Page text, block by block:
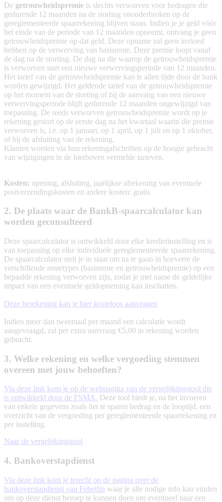
De getrouwheidspremie is slechts verworven voor bedragen die
gedurende 12 maanden na de storting ononderbroken op de
gereglementeerde spaarrekening blijven staan. Indien je je geld vóór
het einde van de periode van 12 maanden opneemt, ontvang je geen
getrouwheidspremie op dat geld. Deze opname zal geen invloed
hebben op de verwerving van basisrente. Deze premie loopt vanaf
de dag na de storting. De dag na die waarop de getrouwheidspremie
is verworven start een nieuwe verwervingsperiode van 12 maanden.
Het tarief van de getrouwheidspremie kan te allen tijde door de bank
worden gewijzigd. Het geldende tarief van de getrouwheidspremie
op het moment van de storting of bij de aanvang van een nieuwe
verwervingsperiode blijft gedurende 12 maanden ongewijzigd van
toepassing. De reeds verworven getrouwheidspremie wordt op je
rekening gestort op de eerste dag na het kwartaal waarin die premie
verworven is, i.e. op 1 januari, op 1 april, op 1 juli en op 1 oktober,
of bij de afsluiting van de rekening.
Klanten worden via hun rekeningafschriften op de hoogte gebracht
van wijzigingen in de hierboven vermelde tarieven.
Kosten: opening, afsluiting, jaarlijkse afrekening van eventuele
postverzendingskosten en andere kosten: gratis
2. De plaats waar de BankB-spaarcalculator kan
worden geconsulteerd
Deze spaarcalculator is ontwikkeld door elke kredietinstelling en is
van toepassing op elke individuele gereglementeerde spaarrekening.
De spaarcalculator stelt je in staat om na te gaan in hoeverre de
verschillende rentetypes (basisrente en getrouwheidspremie) op een
bepaalde rekening verworven zijn, zodat je met name de geldelijke
impact van een eventuele geldopneming kan inschatten.
Deze berekening kan je hier kosteloos aanvragen
Indien meer dan tweemaal per maand een calculatie wordt
aangevraagd, zal per extra aanvraag €5,00 in rekening worden
gebracht.
3. Welke rekening en welke vergoeding stemmen
overeen met jouw behoeften?
Via deze link kom je op de webpagina van de vergelijkingstool die
is ontwikkeld door de FSMA. Deze tool biedt je, na het invoeren
van enkele gegevens zoals het te sparen bedrag en de looptijd, een
overzicht van de vergoeding per gereglementeerde spaarrekening en
per instelling.
Naar de vergelijkingstool
4. Bankoverstapdienst
Via deze link kom je terecht op de pagina over de
bankoverstapdienst van Febelfin waar je alle nodige info kan vinden
om op deze dienst beroep te kunnen doen om eventueel naar een